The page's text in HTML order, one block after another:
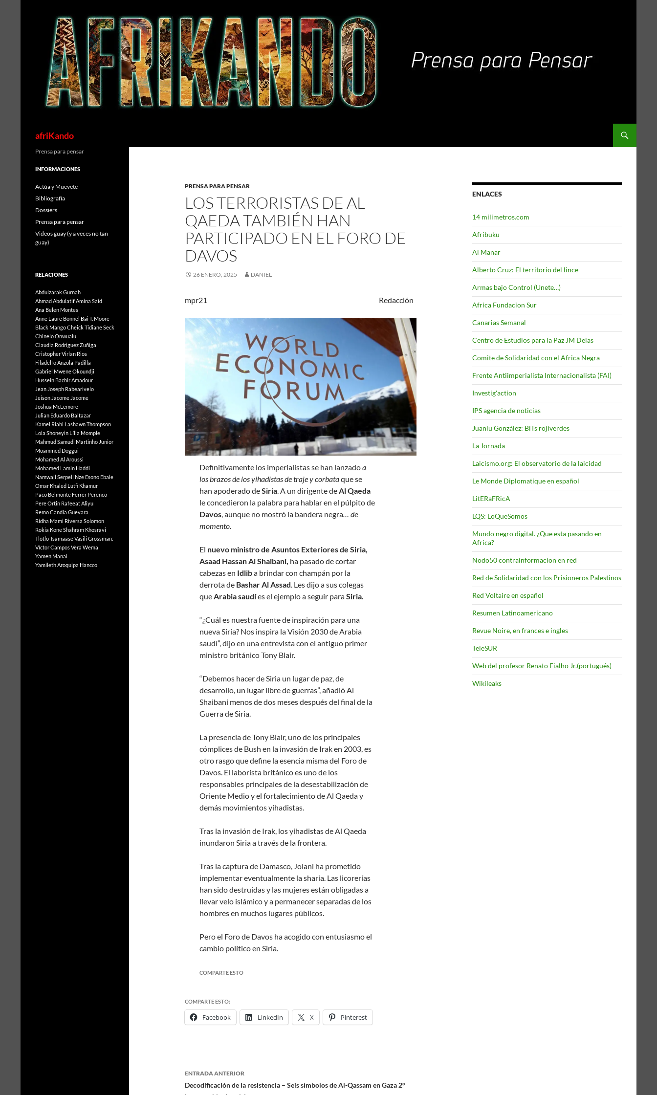
afriKando
PRENSA PARA PENSAR
LOS TERRORISTAS DE AL
QAEDA TAMBIÉN HAN
PARTICIPADO EN EL FORO DE
DAVOS
26 ENERO, 2025 DANIEL
mpr21 Redacción
Definitivamente los imperialistas se han lanzadoa
los brazos de los yihadistas de traje y corbataque se
han apoderado deSiria. A un dirigente deAl Qaeda
le concedieron la palabra para hablar en el púlpito de
Davos, aunque no mostró la bandera negra… de
momento.
El nuevo ministro de Asuntos Exteriores de Siria,
Asaad Hassan Al Shaibani, ha pasado de cortar
cabezas en Idliba brindar con champán por la
derrota de Bashar Al Assad. Les dijo a sus colegas
queArabia saudíes el ejemplo a seguir paraSiria.
“¿Cuál es nuestra fuente de inspiración para una
nueva Siria? Nos inspira la Visión 2030 de Arabia
saudí”, dijo en una entrevista con el antiguo primer
ministro británico Tony Blair.
“Debemos hacer de Siria un lugar de paz, de
desarrollo, un lugar libre de guerras”, añadió Al
Shaibani menos de dos meses después del final de la
Guerra de Siria.
La presencia de Tony Blair, uno de los principales
cómplices de Bush en la invasión de Irak en 2003, es
otro rasgo que define la esencia misma del Foro de
Davos. El laborista británico es uno de los
responsables principales de la desestabilización de
Oriente Medio y el fortalecimiento de Al Qaeda y
demás movimientos yihadistas.
Tras la invasión de Irak, los yihadistas de Al Qaeda
inundaron Siria a través de la frontera.
Tras la captura de Damasco, Jolani ha prometido
implementar eventualmente la sharia. Las licorerías
han sido destruidas y las mujeres están obligadas a
llevar velo islámico y a permanecer separadas de los
hombres en muchos lugares públicos.
Pero el Foro de Davos ha acogido con entusiasmo el
cambio político en Siria.
COMPARTE ESTO
COMPARTE ESTO:
Facebook LinkedIn X Pinterest
Navegación
ENTRADA ANTERIOR
Decodificación de la resistencia – Seis símbolos de Al-Qassam en Gaza 2º
ENLACES
14 milimetros.com
Afribuku
Al Manar
Alberto Cruz: El territorio del lince
Armas bajo Control (Unete…)
Africa Fundacion Sur
Canarias Semanal
Centro de Estudios para la Paz JM Delas
Comite de Solidaridad con el Africa Negra
Frente Antiimperialista Internacionalista (FAI)
Investig'action
IPS agencia de noticias
Juanlu González: BiTs rojiverdes
La Jornada
Laicismo.org: El observatorio de la laicidad
Le Monde Diplomatique en español
LitERaFRicA
LQS: LoQueSomos
Mundo negro digital. ¿Que esta pasando en
Africa?
Nodo50 contrainformacion en red
Red de Solidaridad con los Prisioneros Palestinos
Red Voltaire en español
Resumen Latinoamericano
Revue Noire, en frances e ingles
TeleSUR
Web del profesor Renato Fialho Jr.(portugués)
Wikileaks
Prensa para pensar
INFORMACIONES
Actúa y Muevete
Bibliografía
Dossiers
Prensa para pensar
Videos guay (y a veces no tan
guay)
RELACIONES
Abdulzarak Gurnah
Ahmad AbdulatifAmina Said
Ana Belen Montes
Anne Laure Bonnel Bai T. Moore
Black MangoCheick Tidiane Seck
Chinelo Onwualu
Claudia Rodriguez Zuñiga
Cristopher Virlan Rios
Filadelfo Anzola Padilla
Gabriel Mwene Okoundji
Hussein Bachir Amadour
Jean Joseph Rabearivelo
Jeison Jacome Jacome
Joshua McLemore
Julian Eduardo Baltazar
Kamel Riahi Lashawn Thompson
Lola Shoneyin Lília Momple
Mahmud Samudi Martinho Junior
Moammed Doggui
Mohamed Al Aroussi
Mohamed Lamin Haddi
Namwall Serpell Nze Esono Ebale
Omar Khaled Lutfi Khamur
Paco Belmonte Ferrer Perenco
Pere Ortin Rafeeat Aliyu
Remo Candia Guevara.
Ridha Mami Riversa Solomon
Rokia KoneShahram Khosravi
Tlotlo TsamaaseVasili Grossman:
Víctor Campos Vera Wema
Yamen Manai
Yamileth Aroquipa Hancco